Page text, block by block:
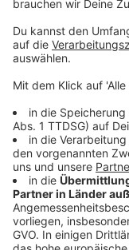
Anzeige
Was die Städte
Anzeige
Zum Einen
Kommunen
Moment werden
Jahr gezahlt.
Euro notwendig,
Verteilschlüssel